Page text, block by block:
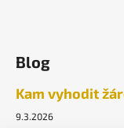
Blog
Kam vyhodit
9.3.2026